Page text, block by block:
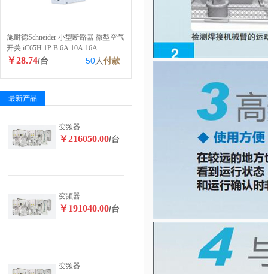
施耐德Schneider 小型断路器 微型空气
开关 iC65H 1P B 6A 10A 16A
￥28.74/台 50人付款
最新产品
变频器
￥216050.00/台
变频器
￥191040.00/台
变频器